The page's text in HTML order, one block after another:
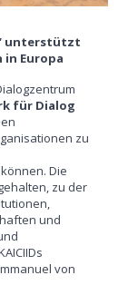
unterstützt
Europa
für Dialog
zu
Die
zu der
und
von